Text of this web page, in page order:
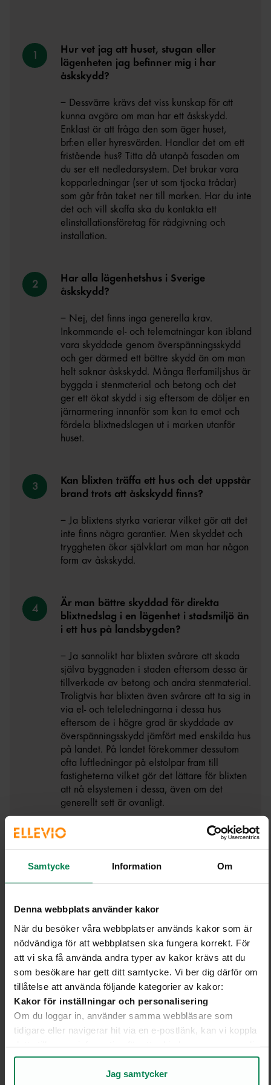
Samtycke Information Om
Denna webbplats använder kakor
När du besöker våra webbplatser används kakor som är
nödvändiga för att webbplatsen ska fungera korrekt. För
att vi ska få använda andra typer av kakor krävs att du
som besökare har gett ditt samtycke. Vi ber dig därför om
tillåtelse att använda följande kategorier av kakor:
Kakor för inställningar och personalisering
Om du loggar in, använder samma webbläsare som
tidigare eller navigerar hit via en e-postlänk, kan vi koppla
upplevelse på webbplatsen och i vår kommunikation.
Kakor för statistik och analys av användarbeteende
Jag samtycker
Hur vet jag att huset, stugan eller
lägenheten jag befinner mig i har
åskskydd?
– Dessvärre krävs det viss kunskap för att
kunna avgöra om man har ett åskskydd.
Enklast är att fråga den som äger huset,
brf:en eller hyresvärden. Handlar det om ett
fristående hus? Titta då utanpå fasaden om
du ser ett nedledarsystem. Det brukar vara
kopparledningar (ser ut som tjocka trådar)
som går från taket ner till marken. Har du inte
det och vill skaffa ska du kontakta ett
elinstallationsföretag för rådgivning och
installation.
Har alla lägenhetshus i Sverige
åskskydd?
– Nej, det finns inga generella krav.
Inkommande el- och telematningar kan ibland
vara skyddade genom överspänningsskydd
och ger därmed ett bättre skydd än om man
helt saknar åskskydd. Många flerfamiljshus är
byggda i stenmaterial och betong och det
ger ett ökat skydd i sig eftersom de döljer en
järnarmering innanför som kan ta emot och
fördela blixtnedslagen ut i marken utanför
huset.
Kan blixten träffa ett hus och det uppstår
brand trots att åskskydd finns?
– Ja blixtens styrka varierar vilket gör att det
inte finns några garantier. Men skyddet och
tryggheten ökar självklart om man har någon
form av åskskydd.
Är man bättre skyddad för direkta
blixtnedslag i en lägenhet i stadsmiljö än
i ett hus på landsbygden?
– Ja sannolikt har blixten svårare att skada
själva byggnaden i staden eftersom dessa är
tillverkade av betong och andra stenmaterial.
Troligtvis har blixten även svårare att ta sig in
via el- och teleledningarna i dessa hus
eftersom de i högre grad är skyddade av
överspänningsskydd jämfört med enskilda hus
på landet. På landet förekommer dessutom
ofta luftledningar på elstolpar fram till
fastigheterna vilket gör det lättare för blixten
att nå elsystemen i dessa, även om det
generellt sett är ovanligt.
Det sägs att det säkraste stället vid åska
– Ja, till en viss del. Varför bilar och andra
vara lämpliga att befinna sig i vid åska beror
på att plåten utgör ett skal som vid eventuellt
blixtnedslag leder blixten via hjulen ned i
marken, man sitter som i en skyddande
metallbur kan man säga. Och att bära
gummistövlar vid blixtnedslag hjälper inte,
det är bara en skröna.
Finns det fler exempel på "platser" som
– Har huset en källare så kan det vara